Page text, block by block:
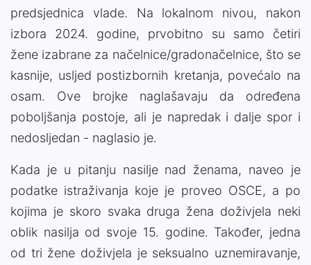
predsjednica vlade. Na lokalnom nivou, nakon
izbora 2024. godine, prvobitno su samo četiri
žene izabrane za načelnice/gradonačelnice, što se
kasnije, usljed postizbornih kretanja, povećalo na
osam. Ove brojke naglašavaju da određena
poboljšanja postoje, ali je napredak i dalje spor i
nedosljedan - naglasio je.
Kada je u pitanju nasilje nad ženama, naveo je
podatke istraživanja koje je proveo OSCE, a po
kojima je skoro svaka druga žena doživjela neki
oblik nasilja od svoje 15. godine. Također, jedna
od tri žene doživjela je seksualno uznemiravanje,